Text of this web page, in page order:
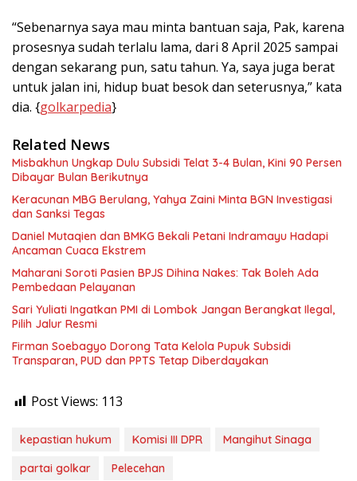
“Sebenarnya saya mau minta bantuan saja, Pak, karena
prosesnya sudah terlalu lama, dari 8 April 2025 sampai
dengan sekarang pun, satu tahun. Ya, saya juga berat
untuk jalan ini, hidup buat besok dan seterusnya,” kata
dia. {golkarpedia}
Related News
Misbakhun Ungkap Dulu Subsidi Telat 3-4 Bulan, Kini 90 Persen
Dibayar Bulan Berikutnya
Keracunan MBG Berulang, Yahya Zaini Minta BGN Investigasi
dan Sanksi Tegas
Daniel Mutaqien dan BMKG Bekali Petani Indramayu Hadapi
Ancaman Cuaca Ekstrem
Maharani Soroti Pasien BPJS Dihina Nakes: Tak Boleh Ada
Pembedaan Pelayanan
Sari Yuliati Ingatkan PMI di Lombok Jangan Berangkat Ilegal,
Pilih Jalur Resmi
Firman Soebagyo Dorong Tata Kelola Pupuk Subsidi
Transparan, PUD dan PPTS Tetap Diberdayakan
Post Views: 113
kepastian hukum Komisi III DPR
Mangihut Sinaga
partai golkar
Pelecehan